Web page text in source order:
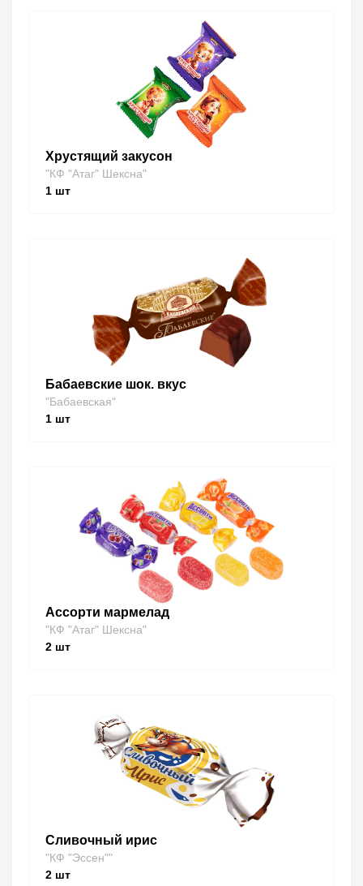
Хрустящий закусон
"КФ "Атаг" Шексна"
1 шт
Бабаевские шок. вкус
"Бабаевская"
1 шт
Ассорти мармелад
"КФ "Атаг" Шексна"
2 шт
Сливочный ирис
"КФ "Эссен""
2 шт